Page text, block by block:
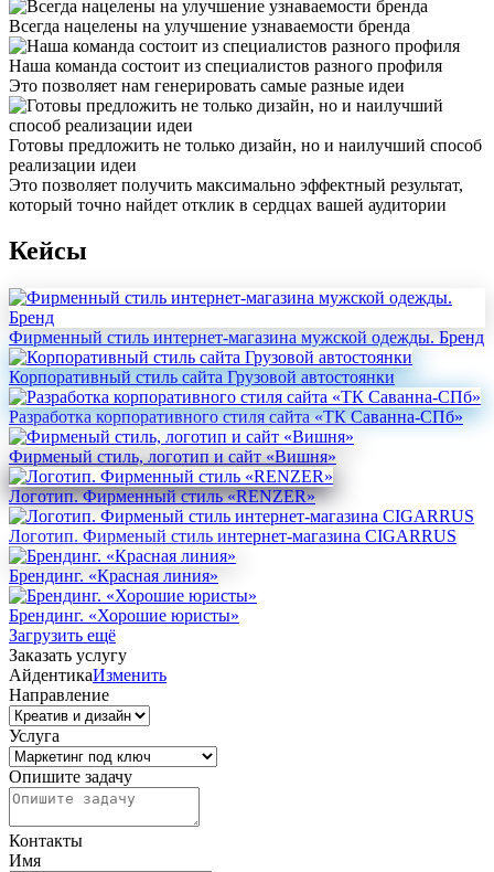
Всегда нацелены на улучшение узнаваемости бренда
Наша команда состоит из специалистов разного профиля
Это позволяет нам генерировать самые разные идеи
Готовы предложить не только дизайн, но и наилучший способ
реализации идеи
Это позволяет получить максимально эффектный результат,
который точно найдет отклик в сердцах вашей аудитории
Кейсы
Фирменный стиль интернет-магазина мужской одежды. Бренд
Корпоративный стиль сайта Грузовой автостоянки
Разработка корпоративного стиля сайта «ТК Саванна-СПб»
Фирменый стиль, логотип и сайт «Вишня»
Логотип. Фирменный стиль «RENZER»
Логотип. Фирменый стиль интернет-магазина CIGARRUS
Брендинг. «Красная линия»
Брендинг. «Хорошие юристы»
Загрузить ещё
Заказать услугу
АйдентикаИзменить
Направление
Услуга
Опишите задачу
Контакты
Имя